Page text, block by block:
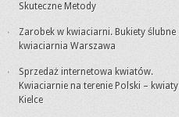
Skuteczne Metody
Zarobek w kwiaciarni. Bukiety ślubne
kwiaciarnia Warszawa
Sprzedaż internetowa kwiatów.
Kwiaciarnie na terenie Polski – kwiaty
Kielce